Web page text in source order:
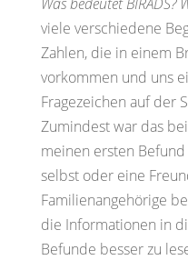
viele verschiedene
Zahlen, die in einem
vorkommen und uns
Fragezeichen auf der
Zumindest war das
meinen ersten
selbst oder eine
Familienangehörige
die Informationen in
Befunde besser zu